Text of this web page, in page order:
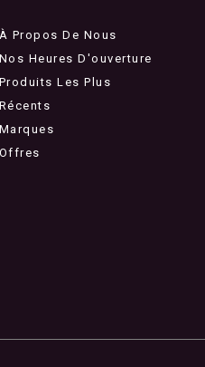
À Propos De Nous
Nos Heures D'ouverture
Produits Les Plus
Récents
Marques
Offres